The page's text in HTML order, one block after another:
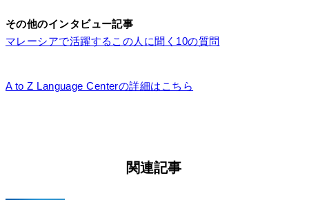
その他のインタビュー記事
マレーシアで活躍するこの人に聞く10の質問
A to Z Language Centerの詳細はこちら
関連記事